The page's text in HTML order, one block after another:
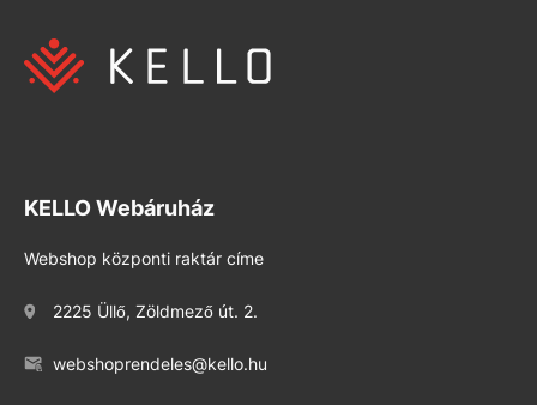
KELLO Webáruház
Webshop központi raktár címe
2225 Üllő, Zöldmező út. 2.
webshoprendeles@kello.hu